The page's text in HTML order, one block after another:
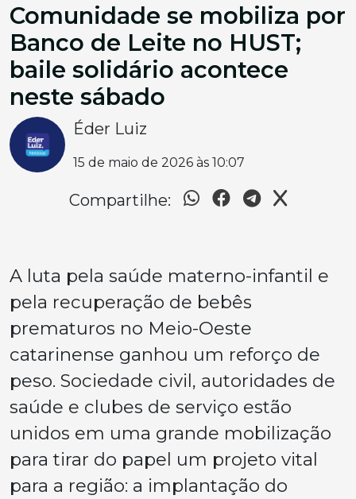
Comunidade se mobiliza por
Banco de Leite no HUST;
baile solidário acontece
neste sábado
Éder Luiz
15 de maio de 2026 às 10:07
Compartilhe:
A luta pela saúde materno-infantil e
pela recuperação de bebês
prematuros no Meio-Oeste
catarinense ganhou um reforço de
peso. Sociedade civil, autoridades de
saúde e clubes de serviço estão
unidos em uma grande mobilização
para tirar do papel um projeto vital
para a região: a implantação do